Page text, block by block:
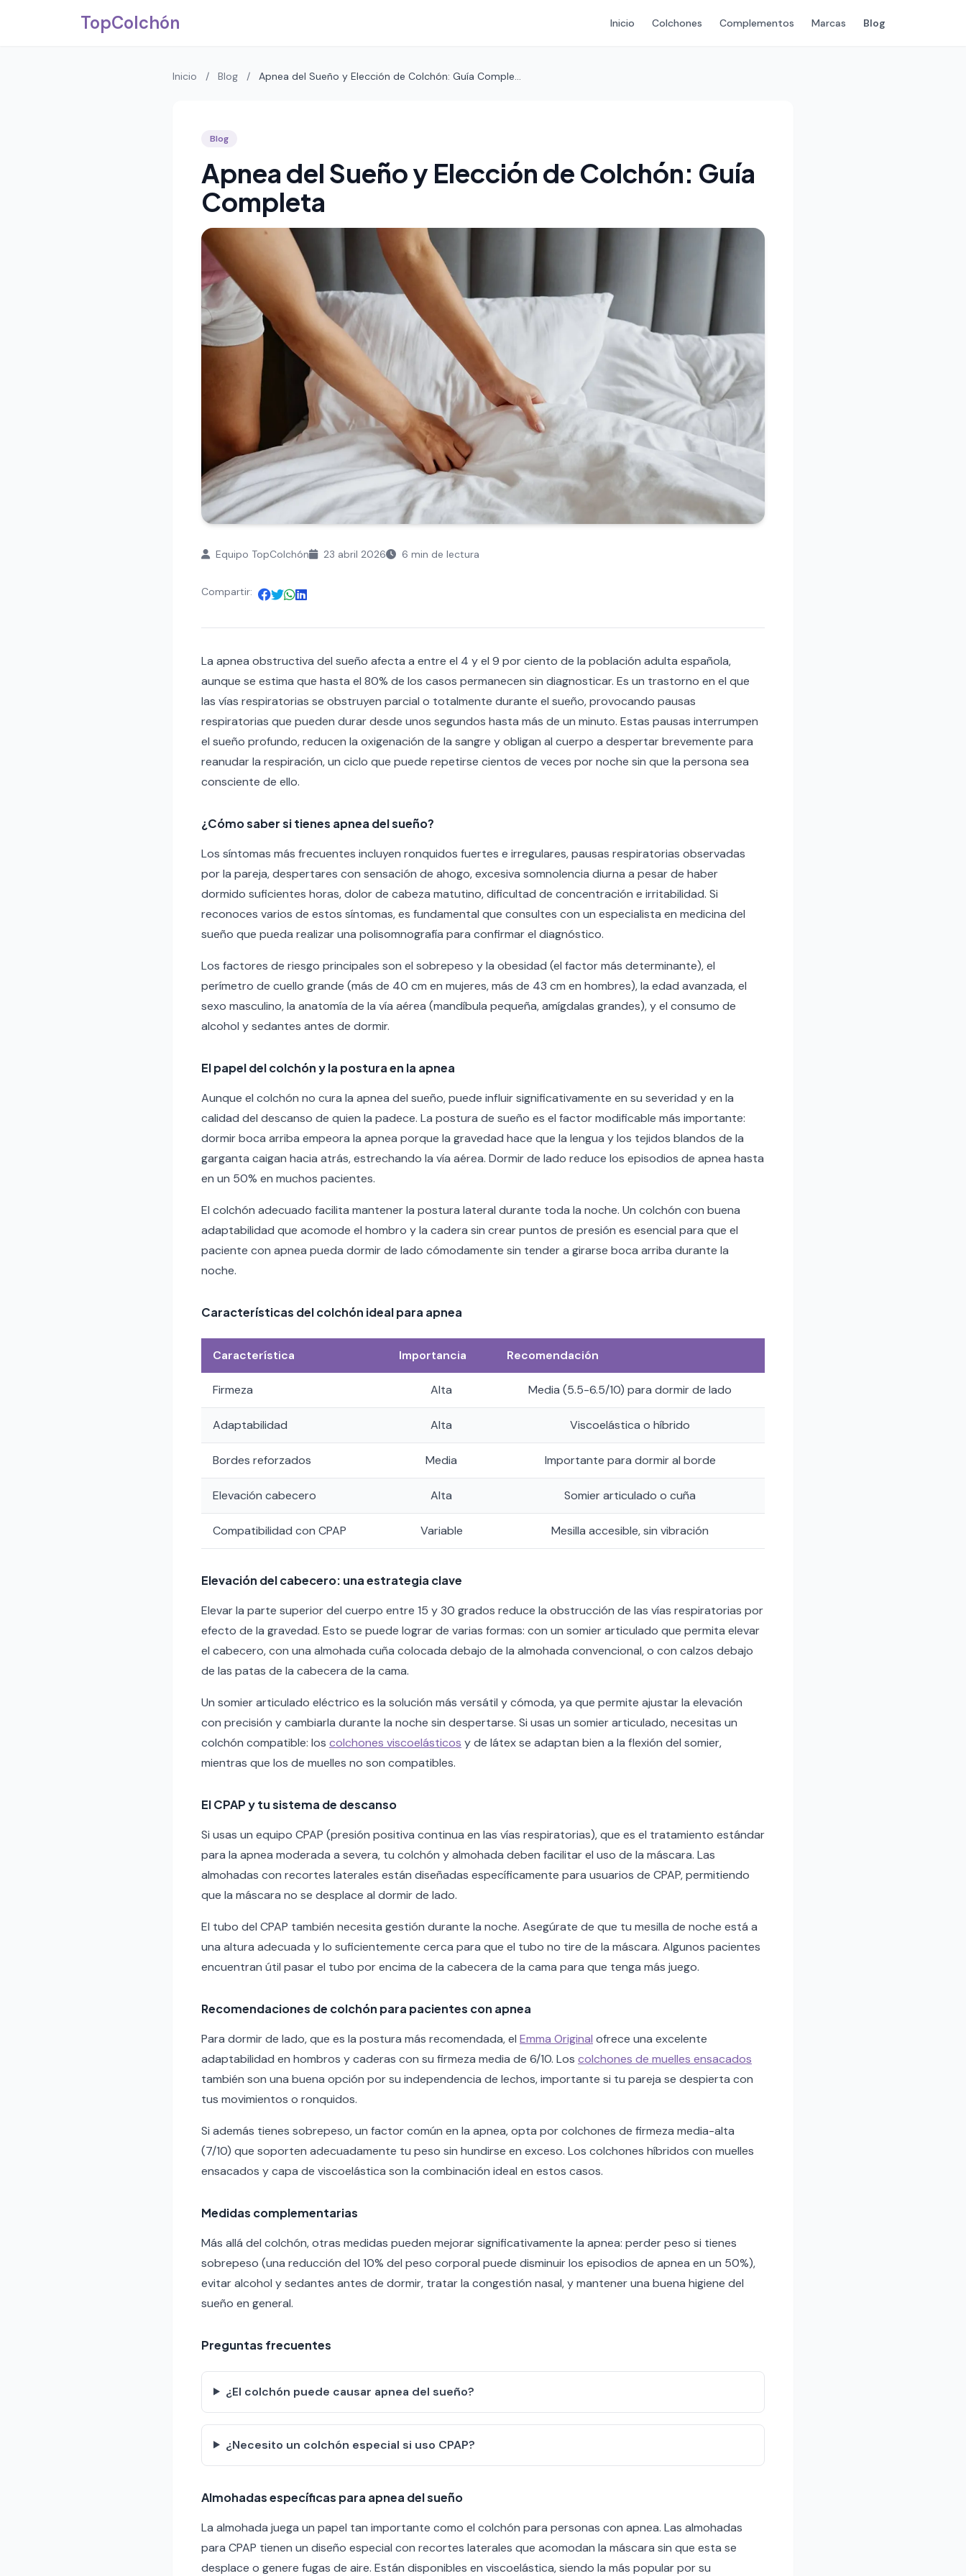
TopColchón Inicio Colchones Complementos Marcas Blog
Inicio / Blog / Apnea del Sueño y Elección de Colchón: Guía Comple...
Blog
Apnea del Sueño y Elección de Colchón: Guía
Completa
Equipo TopColchón 23 abril 2026 6 min de lectura
Compartir:
La apnea obstructiva del sueño afecta a entre el 4 y el 9 por ciento de la población adulta española,
aunque se estima que hasta el 80% de los casos permanecen sin diagnosticar. Es un trastorno en el que
las vías respiratorias se obstruyen parcial o totalmente durante el sueño, provocando pausas
respiratorias que pueden durar desde unos segundos hasta más de un minuto. Estas pausas interrumpen
el sueño profundo, reducen la oxigenación de la sangre y obligan al cuerpo a despertar brevemente para
reanudar la respiración, un ciclo que puede repetirse cientos de veces por noche sin que la persona sea
consciente de ello.
¿Cómo saber si tienes apnea del sueño?
Los síntomas más frecuentes incluyen ronquidos fuertes e irregulares, pausas respiratorias observadas
por la pareja, despertares con sensación de ahogo, excesiva somnolencia diurna a pesar de haber
dormido suficientes horas, dolor de cabeza matutino, dificultad de concentración e irritabilidad. Si
reconoces varios de estos síntomas, es fundamental que consultes con un especialista en medicina del
sueño que pueda realizar una polisomnografía para confirmar el diagnóstico.
Los factores de riesgo principales son el sobrepeso y la obesidad (el factor más determinante), el
perímetro de cuello grande (más de 40 cm en mujeres, más de 43 cm en hombres), la edad avanzada, el
sexo masculino, la anatomía de la vía aérea (mandíbula pequeña, amígdalas grandes), y el consumo de
alcohol y sedantes antes de dormir.
El papel del colchón y la postura en la apnea
Aunque el colchón no cura la apnea del sueño, puede influir significativamente en su severidad y en la
calidad del descanso de quien la padece. La postura de sueño es el factor modificable más importante:
dormir boca arriba empeora la apnea porque la gravedad hace que la lengua y los tejidos blandos de la
garganta caigan hacia atrás, estrechando la vía aérea. Dormir de lado reduce los episodios de apnea hasta
en un 50% en muchos pacientes.
El colchón adecuado facilita mantener la postura lateral durante toda la noche. Un colchón con buena
adaptabilidad que acomode el hombro y la cadera sin crear puntos de presión es esencial para que el
paciente con apnea pueda dormir de lado cómodamente sin tender a girarse boca arriba durante la
noche.
Características del colchón ideal para apnea
Característica Importancia Recomendación
Firmeza Alta Media (5.5-6.5/10) para dormir de lado
Adaptabilidad Alta Viscoelástica o híbrido
Bordes reforzados Media Importante para dormir al borde
Elevación cabecero Alta Somier articulado o cuña
Compatibilidad con CPAP Variable Mesilla accesible, sin vibración
Elevación del cabecero: una estrategia clave
Elevar la parte superior del cuerpo entre 15 y 30 grados reduce la obstrucción de las vías respiratorias por
efecto de la gravedad. Esto se puede lograr de varias formas: con un somier articulado que permita elevar
el cabecero, con una almohada cuña colocada debajo de la almohada convencional, o con calzos debajo
de las patas de la cabecera de la cama.
Un somier articulado eléctrico es la solución más versátil y cómoda, ya que permite ajustar la elevación
con precisión y cambiarla durante la noche sin despertarse. Si usas un somier articulado, necesitas un
colchón compatible: los colchones viscoelásticos y de látex se adaptan bien a la flexión del somier,
mientras que los de muelles no son compatibles.
El CPAP y tu sistema de descanso
Si usas un equipo CPAP (presión positiva continua en las vías respiratorias), que es el tratamiento estándar
para la apnea moderada a severa, tu colchón y almohada deben facilitar el uso de la máscara. Las
almohadas con recortes laterales están diseñadas específicamente para usuarios de CPAP, permitiendo
que la máscara no se desplace al dormir de lado.
El tubo del CPAP también necesita gestión durante la noche. Asegúrate de que tu mesilla de noche está a
una altura adecuada y lo suficientemente cerca para que el tubo no tire de la máscara. Algunos pacientes
encuentran útil pasar el tubo por encima de la cabecera de la cama para que tenga más juego.
Recomendaciones de colchón para pacientes con apnea
Para dormir de lado, que es la postura más recomendada, el Emma Original ofrece una excelente
adaptabilidad en hombros y caderas con su firmeza media de 6/10. Los colchones de muelles ensacados
también son una buena opción por su independencia de lechos, importante si tu pareja se despierta con
tus movimientos o ronquidos.
Si además tienes sobrepeso, un factor común en la apnea, opta por colchones de firmeza media-alta
(7/10) que soporten adecuadamente tu peso sin hundirse en exceso. Los colchones híbridos con muelles
ensacados y capa de viscoelástica son la combinación ideal en estos casos.
Medidas complementarias
Más allá del colchón, otras medidas pueden mejorar significativamente la apnea: perder peso si tienes
sobrepeso (una reducción del 10% del peso corporal puede disminuir los episodios de apnea en un 50%),
evitar alcohol y sedantes antes de dormir, tratar la congestión nasal, y mantener una buena higiene del
sueño en general.
Preguntas frecuentes
¿El colchón puede causar apnea del sueño?
¿Necesito un colchón especial si uso CPAP?
Almohadas específicas para apnea del sueño
La almohada juega un papel tan importante como el colchón para personas con apnea. Las almohadas
para CPAP tienen un diseño especial con recortes laterales que acomodan la máscara sin que esta se
desplace o genere fugas de aire. Están disponibles en viscoelástica, siendo la más popular por su